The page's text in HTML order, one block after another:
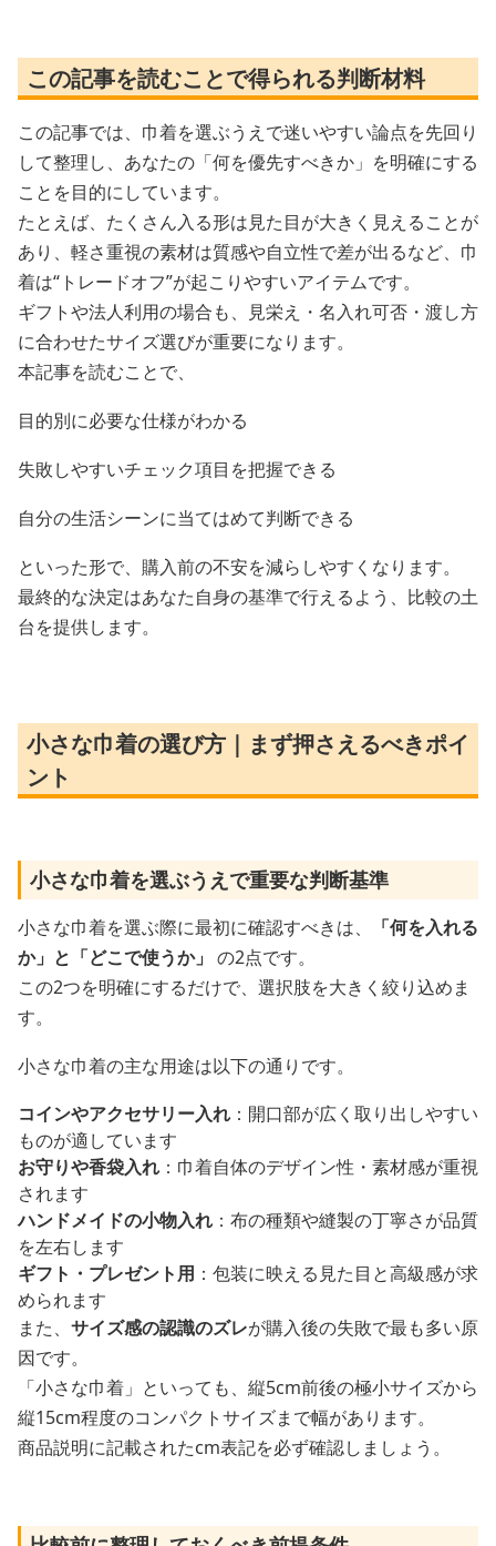
この記事を読むことで得られる判断材料
この記事では、巾着を選ぶうえで迷いやすい論点を先回り
して整理し、あなたの「何を優先すべきか」を明確にする
ことを目的にしています。
たとえば、たくさん入る形は見た目が大きく見えることが
あり、軽さ重視の素材は質感や自立性で差が出るなど、巾
着は“トレードオフ”が起こりやすいアイテムです。
ギフトや法人利用の場合も、見栄え・名入れ可否・渡し方
に合わせたサイズ選びが重要になります。
本記事を読むことで、
目的別に必要な仕様がわかる
失敗しやすいチェック項目を把握できる
自分の生活シーンに当てはめて判断できる
といった形で、購入前の不安を減らしやすくなります。
最終的な決定はあなた自身の基準で行えるよう、比較の土
台を提供します。
小さな巾着の選び方｜まず押さえるべきポイ
ント
小さな巾着を選ぶうえで重要な判断基準
小さな巾着を選ぶ際に最初に確認すべきは、
「何を入れる
か」と「どこで使うか」 の2点です。
この2つを明確にするだけで、選択肢を大きく絞り込めま
す。
小さな巾着の主な用途は以下の通りです。
コインやアクセサリー入れ ：開口部が広く取り出しやすい
ものが適しています
お守りや香袋入れ ：巾着自体のデザイン性・素材感が重視
されます
ハンドメイドの小物入れ ：布の種類や縫製の丁寧さが品質
を左右します
ギフト・プレゼント用 ：包装に映える見た目と高級感が求
められます
また、 サイズ感の認識のズレが購入後の失敗で最も多い原
因です。
「小さな巾着」といっても、縦5cm前後の極小サイズから
縦15cm程度のコンパクトサイズまで幅があります。
商品説明に記載されたcm表記を必ず確認しましょう。